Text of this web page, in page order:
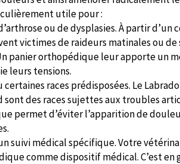
utile pour :
ou de dysplasies. À partir d’un
victimes de raideurs matinales ou de
panier orthopédique leur apporte un
leurs tensions.
races prédisposées. Le
des races sujettes aux troubles
permet d’éviter l’apparition de
suivi médical spécifique. Votre
comme dispositif médical. C’est en